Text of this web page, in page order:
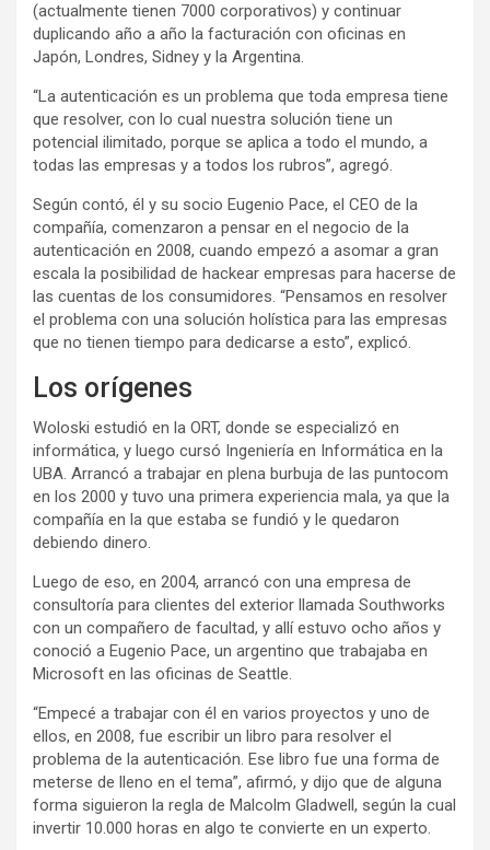
(actualmente tienen 7000 corporativos) y continuar
duplicando año a año la facturación con oficinas en
Japón, Londres, Sidney y la Argentina.
“La autenticación es un problema que toda empresa tiene
que resolver, con lo cual nuestra solución tiene un
potencial ilimitado, porque se aplica a todo el mundo, a
todas las empresas y a todos los rubros”, agregó.
Según contó, él y su socio Eugenio Pace, el CEO de la
compañía, comenzaron a pensar en el negocio de la
autenticación en 2008, cuando empezó a asomar a gran
escala la posibilidad de hackear empresas para hacerse de
las cuentas de los consumidores. “Pensamos en resolver
el problema con una solución holística para las empresas
que no tienen tiempo para dedicarse a esto”, explicó.
Los orígenes
Woloski estudió en la ORT, donde se especializó en
informática, y luego cursó Ingeniería en Informática en la
UBA. Arrancó a trabajar en plena burbuja de las puntocom
en los 2000 y tuvo una primera experiencia mala, ya que la
compañía en la que estaba se fundió y le quedaron
debiendo dinero.
Luego de eso, en 2004, arrancó con una empresa de
consultoría para clientes del exterior llamada Southworks
con un compañero de facultad, y allí estuvo ocho años y
conoció a Eugenio Pace, un argentino que trabajaba en
Microsoft en las oficinas de Seattle.
“Empecé a trabajar con él en varios proyectos y uno de
ellos, en 2008, fue escribir un libro para resolver el
problema de la autenticación. Ese libro fue una forma de
meterse de lleno en el tema”, afirmó, y dijo que de alguna
forma siguieron la regla de Malcolm Gladwell, según la cual
invertir 10.000 horas en algo te convierte en un experto.